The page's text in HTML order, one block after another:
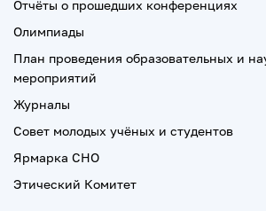
Отчёты о прошедших конференциях
Олимпиады
План проведения образовательных и
мероприятий
Журналы
Совет молодых учёных и студентов
Ярмарка СНО
Этический Комитет